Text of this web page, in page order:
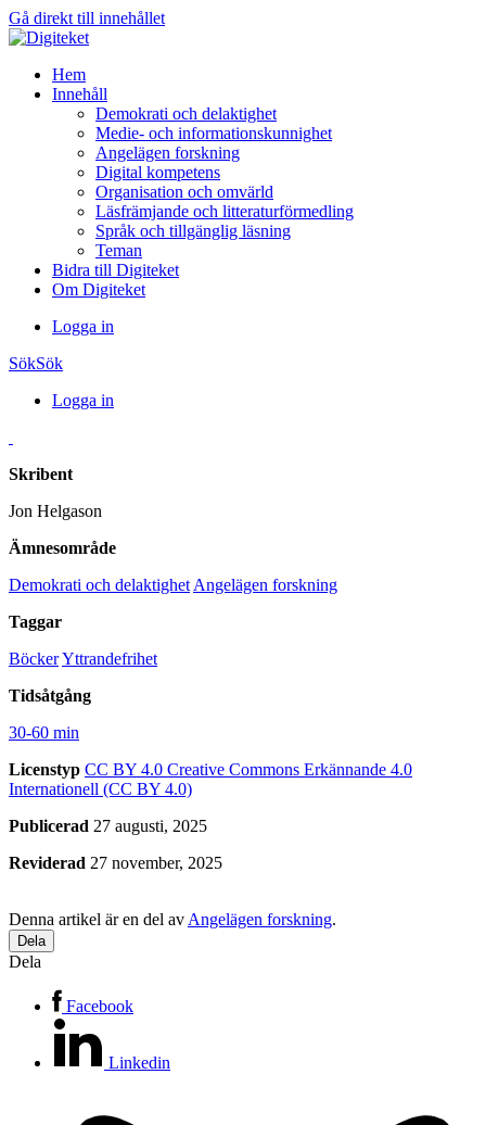
Gå direkt till innehållet
Hem
Innehåll
Demokrati och delaktighet
Medie- och informationskunnighet
Angelägen forskning
Digital kompetens
Organisation och omvärld
Läsfrämjande och litteraturförmedling
Språk och tillgänglig läsning
Teman
Bidra till Digiteket
Om Digiteket
Logga in
SökSök
Logga in
Skribent
Jon Helgason
Ämnesområde
Demokrati och delaktighet Angelägen forskning
Taggar
BöckerYttrandefrihet
Tidsåtgång
30-60 min
Licenstyp CC BY 4.0 Creative Commons Erkännande 4.0
Internationell (CC BY 4.0)
Publicerad 27 augusti, 2025
Reviderad 27 november, 2025
Denna artikel är en del av Angelägen forskning.
Dela
Dela
Facebook
Linkedin